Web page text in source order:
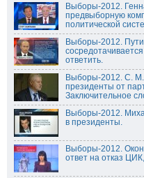
Выборы-2012.
предвыборную
политической
Выборы-2012.
ответить.
Выборы-2012. С. М.
президенты от
Заключительное
Выборы-2012.
в президенты.
Выборы-2012.
ответ на отказ